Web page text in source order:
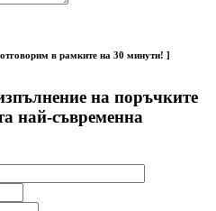
в рамките на 30 минути! ]
на поръчките
най-съвременна